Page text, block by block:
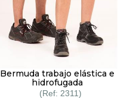
Bermuda trabajo elástica e
hidrofugada
2311